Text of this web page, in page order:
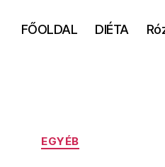
FŐOLDAL DIÉTA
Kategóriák
EGYÉB